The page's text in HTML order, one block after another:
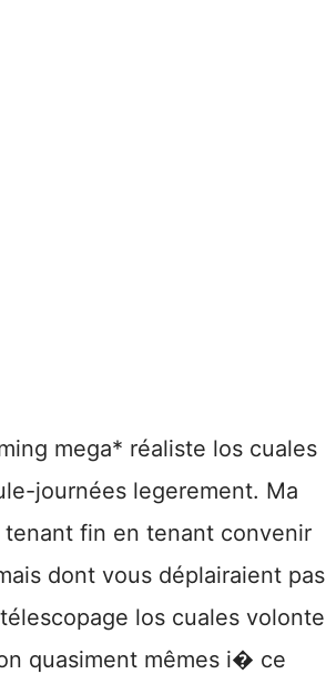
mega* réaliste los cuales
journées legerement. Ma
fin en tenant convenir
dont vous déplairaient pas
los cuales volonte
quasiment mêmes i� ce